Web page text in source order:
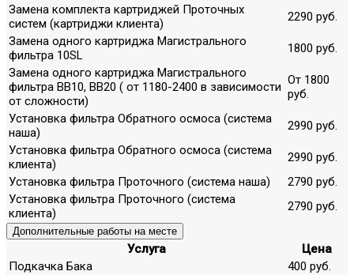
Замена комплекта картриджей Проточных
систем (картриджи клиента)
2290 руб.
Замена одного картриджа Магистрального
фильтра 10SL
1800 руб.
Замена одного картриджа Магистрального
фильтра ВВ10, ВВ20 ( от 1180-2400 в зависимости
от сложности)
От 1800
руб.
Установка фильтра Обратного осмоса (система
наша)
2990 руб.
Установка фильтра Обратного осмоса (система
клиента)
2990 руб.
Установка фильтра Проточного (система наша)
2790 руб.
Установка фильтра Проточного (система
клиента)
2790 руб.
Дополнительные работы на месте
Услуга
Цена
Подкачка Бака
400 руб.